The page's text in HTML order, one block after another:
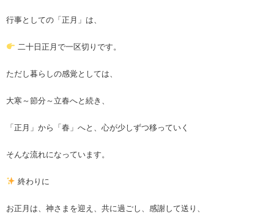
行事としての「正月」は、
二十日正月で一区切りです。
ただし暮らしの感覚としては、
大寒～節分～立春へと続き、
「正月」から「春」へと、心が少しずつ移っていく
そんな流れになっています。
終わりに
お正月は、神さまを迎え、共に過ごし、感謝して送り、